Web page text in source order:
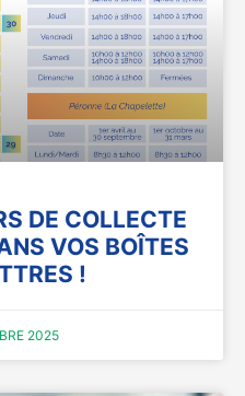
DE COLLECTE
VOS BOÎTES
!
2025